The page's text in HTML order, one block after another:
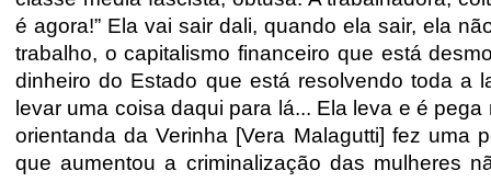
é agora!” Ela vai sair dali, quando ela sair, ela
trabalho, o capitalismo financeiro que está
dinheiro do Estado que está resolvendo toda a
levar uma coisa daqui para lá... Ela leva e é
orientanda da Verinha [Vera Malagutti] fez uma
que aumentou a criminalização das mulheres